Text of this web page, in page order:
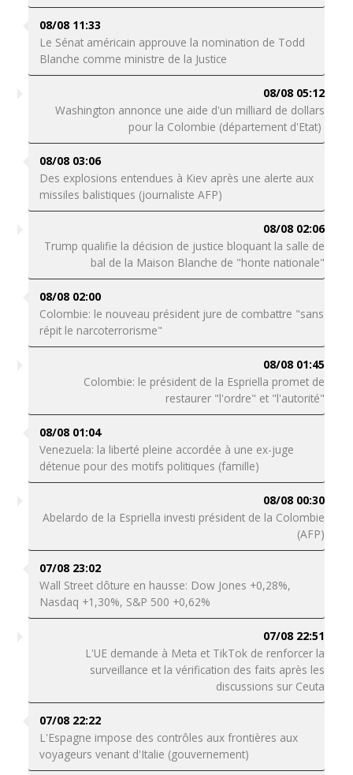
08/08 11:33
Le Sénat américain approuve la nomination de Todd
Blanche comme ministre de la Justice
08/08 05:12
Washington annonce une aide d'un milliard de dollars
pour la Colombie (département d'Etat)
08/08 03:06
Des explosions entendues à Kiev après une alerte aux
missiles balistiques (journaliste AFP)
08/08 02:06
Trump qualifie la décision de justice bloquant la salle de
bal de la Maison Blanche de "honte nationale"
08/08 02:00
Colombie: le nouveau président jure de combattre "sans
répit le narcoterrorisme"
08/08 01:45
Colombie: le président de la Espriella promet de
restaurer "l'ordre" et "l'autorité"
08/08 01:04
Venezuela: la liberté pleine accordée à une ex-juge
détenue pour des motifs politiques (famille)
08/08 00:30
Abelardo de la Espriella investi président de la Colombie
(AFP)
07/08 23:02
Wall Street clôture en hausse: Dow Jones +0,28%,
Nasdaq +1,30%, S&P 500 +0,62%
07/08 22:51
L'UE demande à Meta et TikTok de renforcer la
surveillance et la vérification des faits après les
discussions sur Ceuta
07/08 22:22
L'Espagne impose des contrôles aux frontières aux
voyageurs venant d'Italie (gouvernement)